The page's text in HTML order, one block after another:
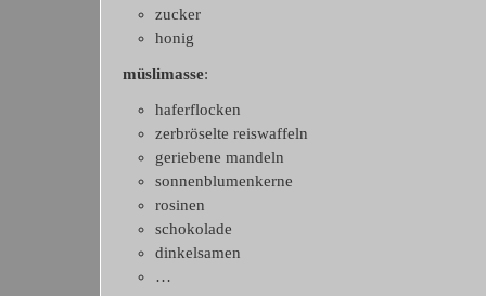
zucker
honig
müslimasse:
haferflocken
zerbröselte reiswaffeln
geriebene mandeln
sonnenblumenkerne
rosinen
schokolade
dinkelsamen
…